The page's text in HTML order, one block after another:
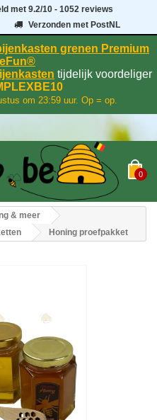
met9.2/10 - 1052 reviews
Verzonden met PostNL
grenen Premium
tijdelijk voordeliger
om 23:59 uur. Op = op.
0
& meer
Honing proefpakket